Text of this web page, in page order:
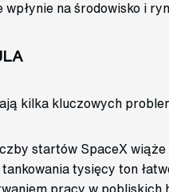
na środowisko i
kilka kluczowych
startów SpaceX
tysięcy ton
pracy w pobliskich